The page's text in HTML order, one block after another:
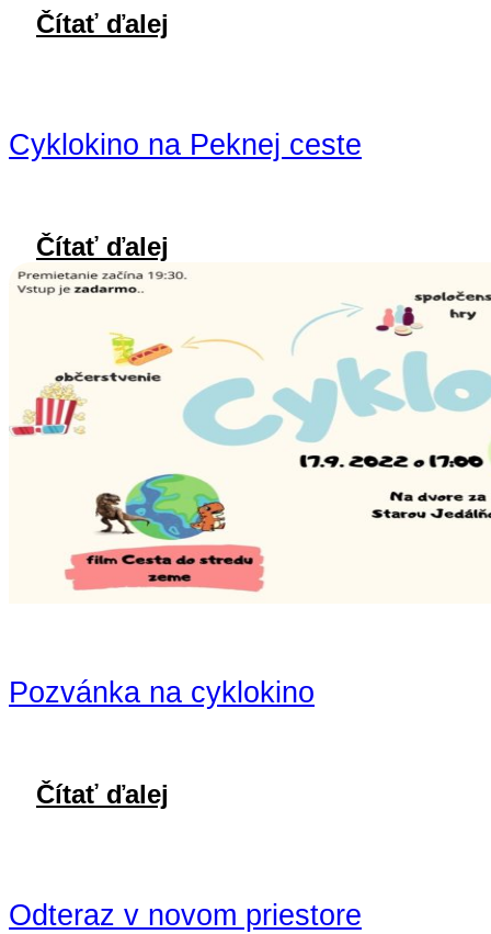
Čítať ďalej
Cyklokino na Peknej ceste
Čítať ďalej
Pozvánka na cyklokino
Čítať ďalej
Odteraz v novom priestore